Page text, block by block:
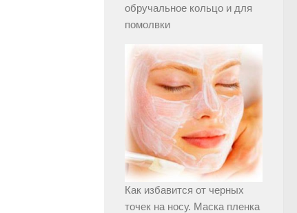
обручальное кольцо и для
помолвки
Как избавится от черных
точек на носу. Маска пленка